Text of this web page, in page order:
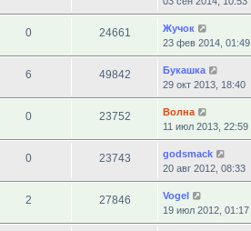
0 24661
Жучок
23 фев 2014, 01:49
6 49842
Букашка
29 окт 2013, 18:40
0 23752
Волна
11 июл 2013, 22:59
0 23743
godsmack
20 авг 2012, 08:33
2 27846
Vogel
19 июл 2012, 01:17